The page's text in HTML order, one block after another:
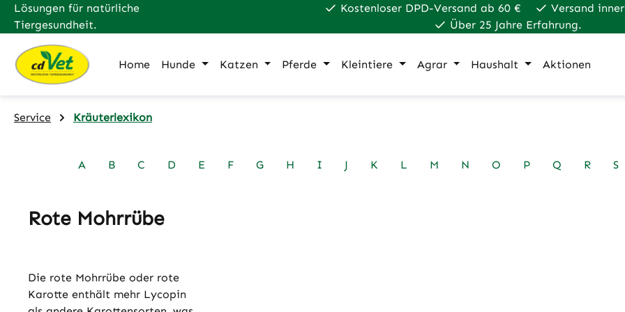
Hauptinhalt springen
Zur Suche springen
Zur Hauptnavigation springen
Lösungen für natürliche
Tiergesundheit.
Kostenloser DPD-Versand ab 60 €
Versand
Über 25 Jahre Erfahrung.
Home Hunde Katzen Pferde Kleintiere Agrar Haushalt Aktionen
Service Kräuterlexikon
A B C D E F G H I J K L M N O P Q R S
Rote Mohrrübe
Die rote Mohrrübe oder rote
Karotte enthält mehr Lycopin